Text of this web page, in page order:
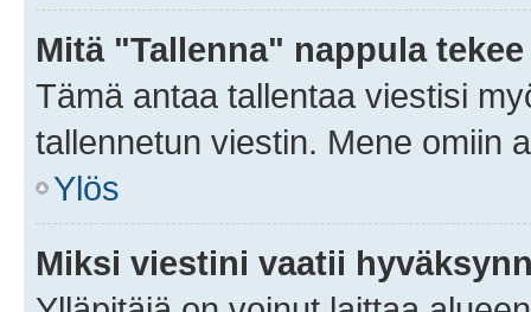
Mitä "Tallenna" nappula
Tämä antaa tallentaa viestisi
tallennetun viestin. Mene omiin
Ylös
Miksi viestini vaatii